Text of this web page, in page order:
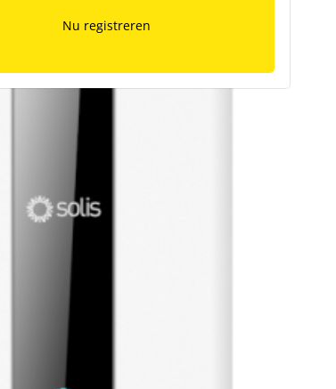
Nu registreren